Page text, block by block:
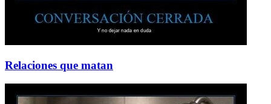
Relaciones que matan